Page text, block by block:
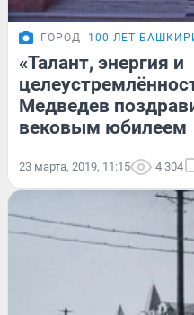
ГОРОД 100 ЛЕТ
«Талант, энергия и
Медведев
вековым юбилеем
23 марта, 2019, 11:15 4 304